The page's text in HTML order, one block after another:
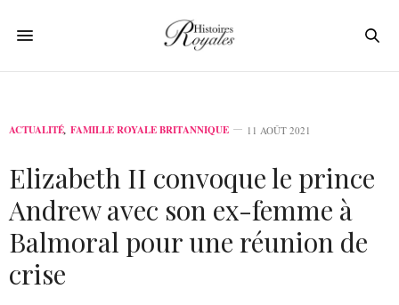
ACTUALITÉ, FAMILLE ROYALE BRITANNIQUE 11 AOÛT 2021
Elizabeth II convoque le prince
Andrew avec son ex-femme à
Balmoral pour une réunion de
crise